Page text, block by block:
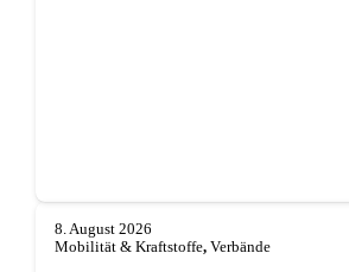
8. August 2026
Mobilität & Kraftstoffe, Verbände